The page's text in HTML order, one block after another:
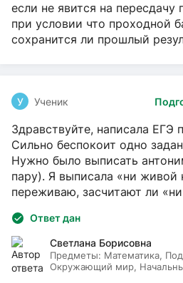
если не явится на пересдачу
при условии что проходной
сохранится ли прошлый
У Ученик
Здравствуйте, написала ЕГЭ
Сильно беспокоит одно
Нужно было выписать
пару). Я выписала «ни живой
переживаю, засчитают ли
Ответ дан
Светлана Борисовна
Предметы: Математика,
Окружающий мир,